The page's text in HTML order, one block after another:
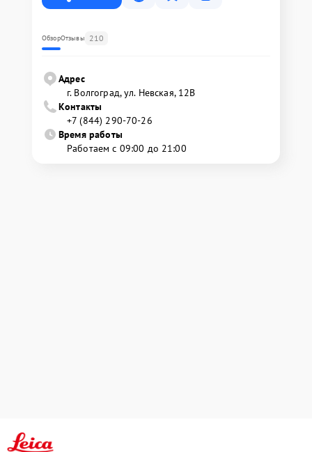
ОбзорОтзывы 210
Адрес
г. Волгоград, ул. Невская, 12В
Контакты
+7 (844) 290-70-26
Время работы
Работаем с 09:00 до 21:00